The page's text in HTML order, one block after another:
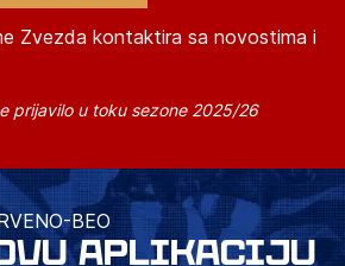
Zvezda kontaktira sa novostima i
prijavilo u toku sezone 2025/26
BEO
APLIKACIJU